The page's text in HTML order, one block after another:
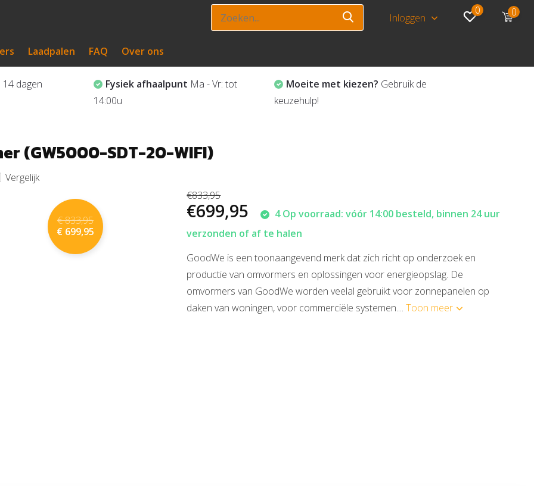
Inloggen
0 0
Laadpalen FAQ Over ons
14 dagen
Fysiek afhaalpunt Ma - Vr: tot
14:00u
Moeite met kiezen? Gebruik de
keuzehulp!
(GW5000-SDT-20-WIFI)
Vergelijk
€ 833,95
€ 699,95
€833,95
€699,95
4 Op voorraad: vóór 14:00 besteld, binnen 24 uur
verzonden of af te halen
GoodWe is een toonaangevend merk dat zich richt op onderzoek en
productie van omvormers en oplossingen voor energieopslag. De
omvormers van GoodWe worden veelal gebruikt voor zonnepanelen op
daken van woningen, voor commerciële systemen....Toon meer